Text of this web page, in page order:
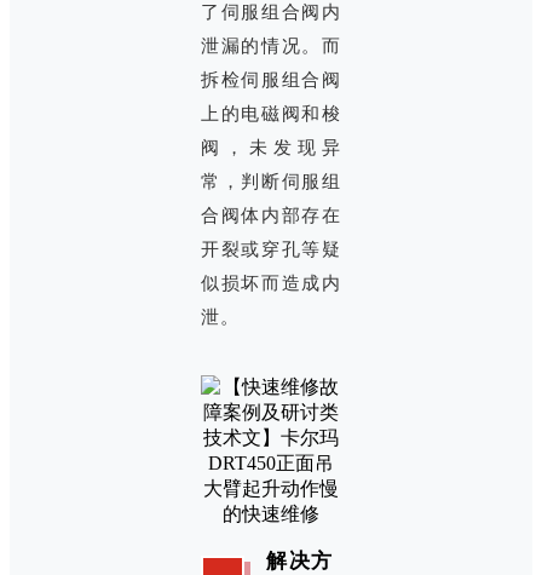
了伺服组合阀内
泄漏的情况。而
拆检伺服组合阀
上的电磁阀和梭
阀，未发现异
常，判断伺服组
合阀体内部存在
开裂或穿孔等疑
似损坏而造成内
泄。
解决方